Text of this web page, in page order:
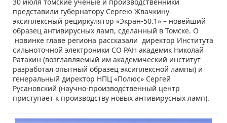
представили губернатору Сергею Жвачкину
эксиплексный рециркулятор «Экран-50.1» – новейший
образец антивирусных ламп, сделанный в Томске. О
новинке главе региона рассказали директор Института
сильноточной электроники СО РАН академик Николай
Ратахин (возглавляемый им академический институт
разработал опытный образец эксиплексной лампы) и
генеральный директор НПЦ «Полюс» Сергей
Русановский (научно-производственный центр
приступает к производству новых антивирусных ламп).